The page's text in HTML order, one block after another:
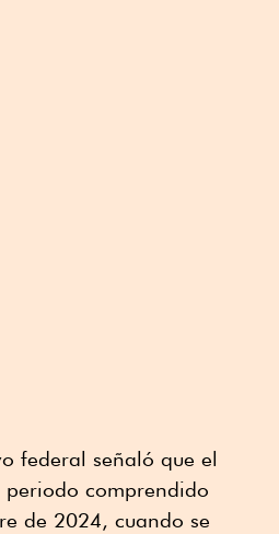
federal señaló que el
comprendido
de 2024, cuando se